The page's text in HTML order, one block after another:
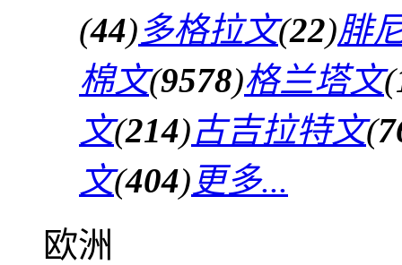
(44)多格拉文(22)腓
棉文(9578)格兰塔文(
文(214)古吉拉特文(
文(404) 更多...
欧洲